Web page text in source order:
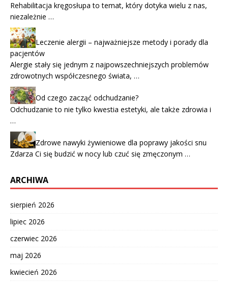
Rehabilitacja kręgosłupa to temat, który dotyka wielu z nas,
niezależnie …
Leczenie alergii – najważniejsze metody i porady dla
pacjentów
Alergie stały się jednym z najpowszechniejszych problemów
zdrowotnych współczesnego świata, …
Od czego zacząć odchudzanie?
Odchudzanie to nie tylko kwestia estetyki, ale także zdrowia i
…
Zdrowe nawyki żywieniowe dla poprawy jakości snu
Zdarza Ci się budzić w nocy lub czuć się zmęczonym …
ARCHIWA
sierpień 2026
lipiec 2026
czerwiec 2026
maj 2026
kwiecień 2026